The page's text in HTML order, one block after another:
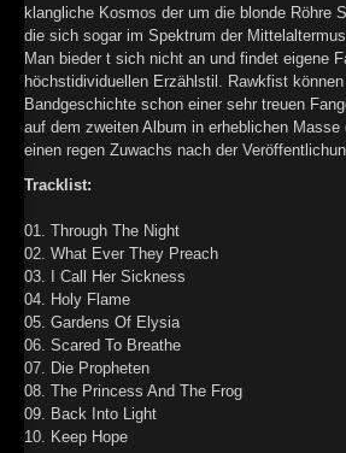
klangliche Kosmos der um die blonde Röhre
die sich sogar im Spektrum der
Man bieder t sich nicht an und findet eigene
höchstidividuellen Erzählstil. Rawkfist
Bandgeschichte schon einer sehr treuen
auf dem zweiten Album in erheblichen
einen regen Zuwachs nach der
Tracklist:
01. Through The Night
02. What Ever They Preach
03. I Call Her Sickness
04. Holy Flame
05. Gardens Of Elysia
06. Scared To Breathe
07. Die Propheten
08. The Princess And The Frog
09. Back Into Light
10. Keep Hope